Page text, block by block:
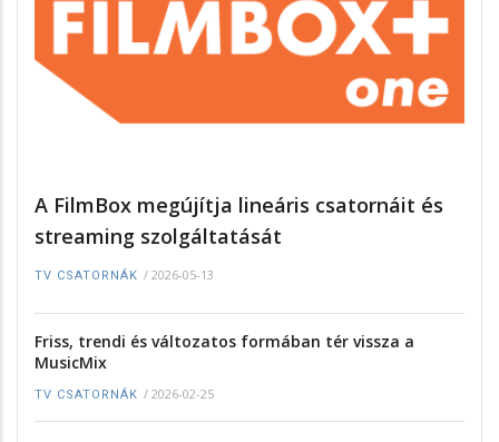
A FilmBox megújítja lineáris csatornáit és
streaming szolgáltatását
TV CSATORNÁK / 2026-05-13
Friss, trendi és változatos formában tér vissza a
MusicMix
TV CSATORNÁK / 2026-02-25